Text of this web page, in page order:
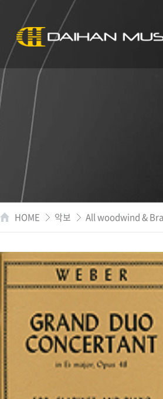
HOME 악보 All woodwind &